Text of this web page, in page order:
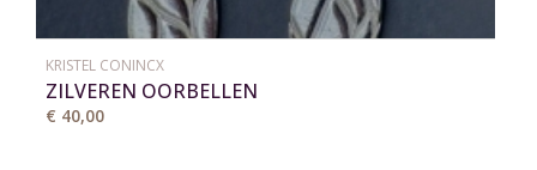
KRISTEL CONINCX
ZILVEREN OORBELLEN
€ 40,00